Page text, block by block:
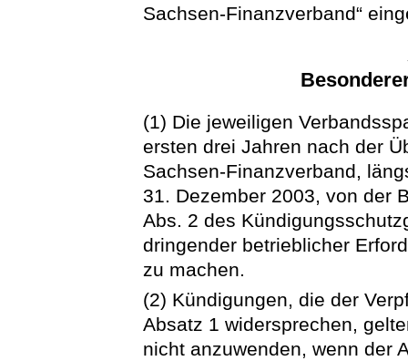
Sachsen-Finanzverband“
(1) Die jeweiligen
ersten drei Jahren nach der
Sachsen-Finanzverband,
31. Dezember 2003, von der
Abs. 2 des
dringender betrieblicher
zu machen.
(2) Kündigungen, die der
Absatz 1 widersprechen,
nicht anzuwenden, wenn der